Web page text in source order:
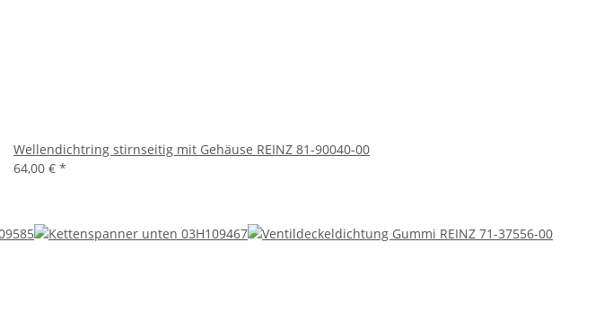
Wellendichtring stirnseitig mit Gehäuse REINZ 81-90040-00
64,00 € *